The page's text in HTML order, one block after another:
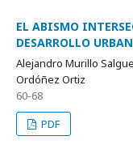
EL ABISMO
DESARROLLO
Alejandro Murillo
Ordóñez Ortiz
60-68
PDF